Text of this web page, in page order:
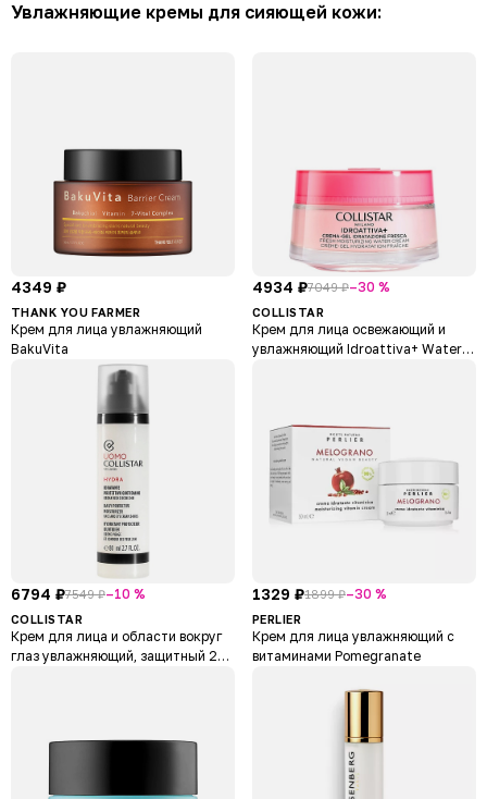
Увлажняющие кремы для сияющей кожи:
4349 ₽
THANK YOU FARMER
Крем для лица увлажняющий
BakuVita
4934 ₽7049 ₽–30 %
COLLISTAR
Крем для лица освежающий и
увлажняющий Idroattiva+ Water
6794 ₽7549 ₽–10 %
COLLISTAR
Крем для лица и области вокруг
глаз увлажняющий, защитный 24
1329 ₽1899 ₽–30 %
PERLIER
Крем для лица увлажняющий с
витаминами Pomegranate